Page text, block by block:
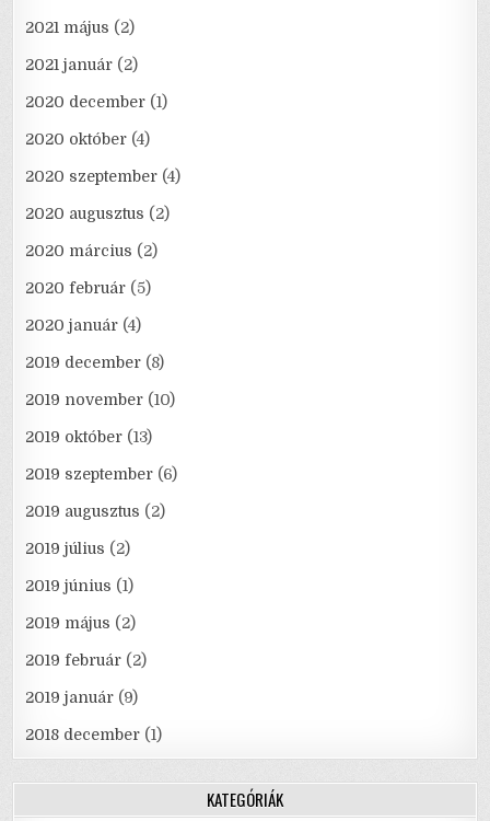
2021 május (2)
2021 január (2)
2020 december (1)
2020 október (4)
2020 szeptember (4)
2020 augusztus (2)
2020 március (2)
2020 február (5)
2020 január (4)
2019 december (8)
2019 november (10)
2019 október (13)
2019 szeptember (6)
2019 augusztus (2)
2019 július (2)
2019 június (1)
2019 május (2)
2019 február (2)
2019 január (9)
2018 december (1)
KATEGÓRIÁK